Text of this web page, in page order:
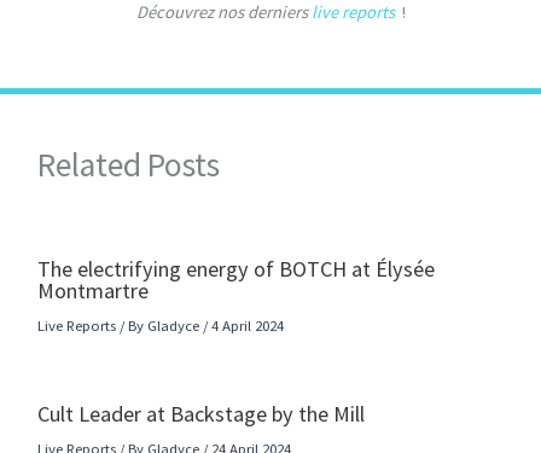
Découvrez nos dernierslive reports !
Related Posts
The electrifying energy of BOTCH at Élysée
Montmartre
Live Reports / By Gladyce /4 April 2024
Cult Leader at Backstage by the Mill
Live Reports / By Gladyce /24 April 2024